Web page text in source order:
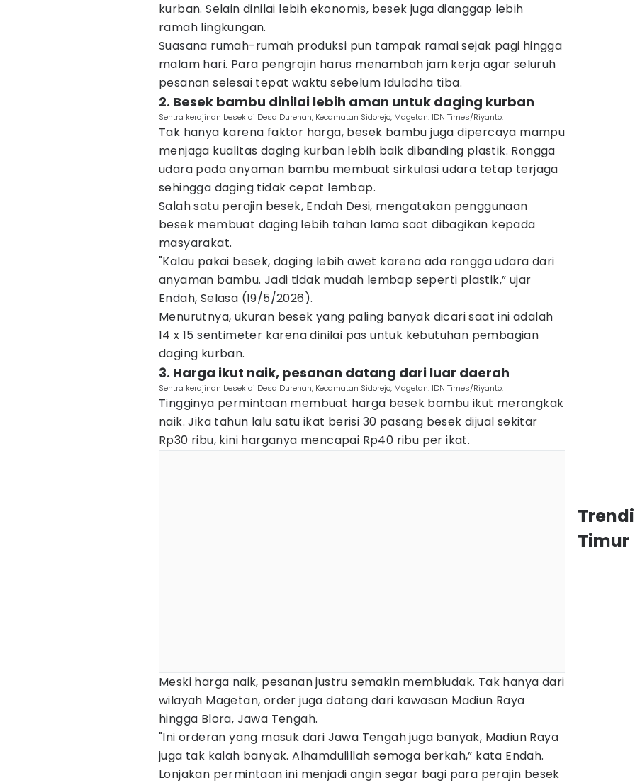
kurban. Selain dinilai lebih ekonomis, besek juga dianggap lebih
ramah lingkungan.
Suasana rumah-rumah produksi pun tampak ramai sejak pagi hingga
malam hari. Para pengrajin harus menambah jam kerja agar seluruh
pesanan selesai tepat waktu sebelum Iduladha tiba.
2. Besek bambu dinilai lebih aman untuk daging kurban
Sentra kerajinan besek di Desa Durenan, Kecamatan Sidorejo, Magetan. IDN Times/Riyanto.
Tak hanya karena faktor harga, besek bambu juga dipercaya mampu
menjaga kualitas daging kurban lebih baik dibanding plastik. Rongga
udara pada anyaman bambu membuat sirkulasi udara tetap terjaga
sehingga daging tidak cepat lembap.
Salah satu perajin besek, Endah Desi, mengatakan penggunaan
besek membuat daging lebih tahan lama saat dibagikan kepada
masyarakat.
"Kalau pakai besek, daging lebih awet karena ada rongga udara dari
anyaman bambu. Jadi tidak mudah lembap seperti plastik,” ujar
Endah, Selasa (19/5/2026).
Menurutnya, ukuran besek yang paling banyak dicari saat ini adalah
14 x 15 sentimeter karena dinilai pas untuk kebutuhan pembagian
daging kurban.
3. Harga ikut naik, pesanan datang dari luar daerah
Sentra kerajinan besek di Desa Durenan, Kecamatan Sidorejo, Magetan. IDN Times/Riyanto.
Tingginya permintaan membuat harga besek bambu ikut merangkak
naik. Jika tahun lalu satu ikat berisi 30 pasang besek dijual sekitar
Rp30 ribu, kini harganya mencapai Rp40 ribu per ikat.
Meski harga naik, pesanan justru semakin membludak. Tak hanya dari
wilayah Magetan, order juga datang dari kawasan Madiun Raya
hingga Blora, Jawa Tengah.
"Ini orderan yang masuk dari Jawa Tengah juga banyak, Madiun Raya
juga tak kalah banyak. Alhamdulillah semoga berkah,” kata Endah.
Lonjakan permintaan ini menjadi angin segar bagi para perajin besek
Timur